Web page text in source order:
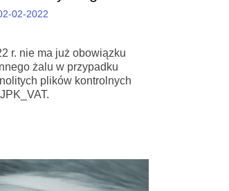
02-2022
r. nie ma już obowiązku
żalu w przypadku
plików kontrolnych
JPK_VAT.